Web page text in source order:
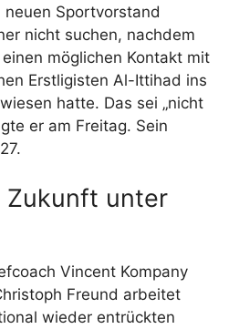
Sportvorstand
nicht suchen, nachdem
möglichen Kontakt mit
Erstligisten Al-Ittihad ins
hatte. Das sei „nicht
er am Freitag. Sein
Zukunft unter
Vincent Kompany
Freund arbeitet
wieder entrückten